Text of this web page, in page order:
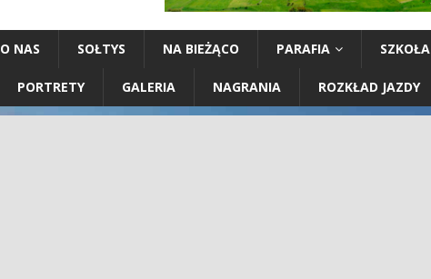
O NAS SOŁTYS NA BIEŻĄCO PARAFIA SZKOŁA
PORTRETY GALERIA NAGRANIA ROZKŁAD JAZDY